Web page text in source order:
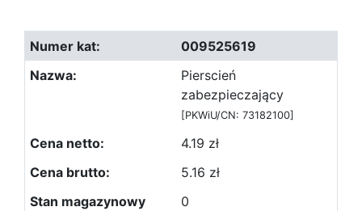
009525619
Pierscień
zabezpieczający
[PKWiU/CN: 73182100]
4.19 zł
5.16 zł
0